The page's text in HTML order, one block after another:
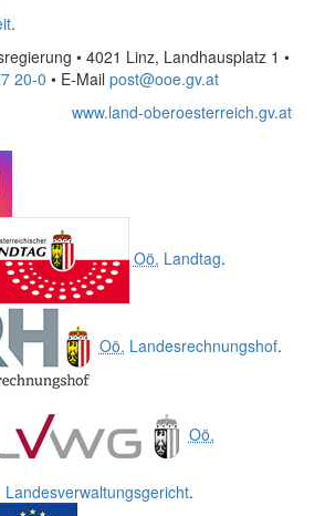
.
• 4021 Linz, Landhausplatz 1 •
20-0 • E-Mail post@ooe.gv.at
www.land-oberoesterreich.gv.at
Oö. Landtag.
Oö. Landesrechnungshof.
Oö.
Landesverwaltungsgericht.